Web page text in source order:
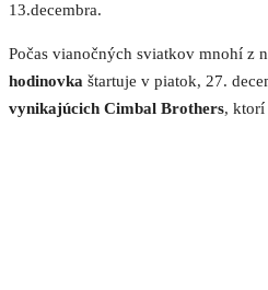
13.decembra.
Počas vianočných sviatkov mnohí z
hodinovka štartuje v piatok, 27.
vynikajúcich Cimbal Brothers, ktorí